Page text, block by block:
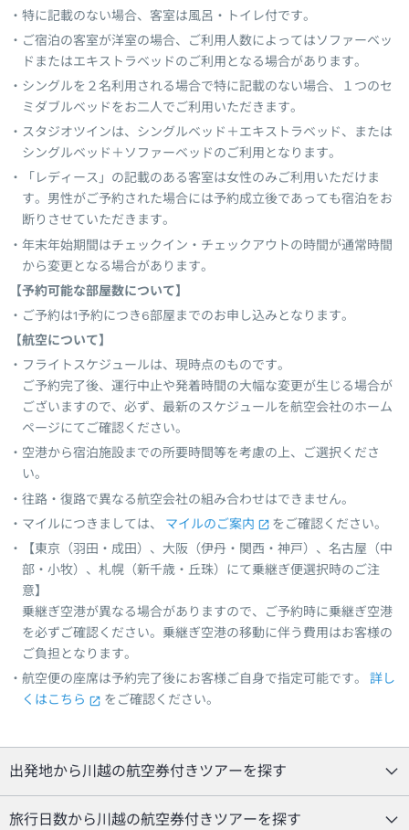
特に記載のない場合、客室は風呂・トイレ付です。
ご宿泊の客室が洋室の場合、ご利用人数によってはソファーベッ
ドまたはエキストラベッドのご利用となる場合があります。
シングルを２名利用される場合で特に記載のない場合、１つのセ
ミダブルベッドをお二人でご利用いただきます。
スタジオツインは、シングルベッド＋エキストラベッド、または
シングルベッド＋ソファーベッドのご利用となります。
「レディース」の記載のある客室は女性のみご利用いただけま
す。男性がご予約された場合には予約成立後であっても宿泊をお
断りさせていただきます。
年末年始期間はチェックイン・チェックアウトの時間が通常時間
から変更となる場合があります。
【予約可能な部屋数について】
ご予約は1予約につき6部屋までのお申し込みとなります。
【航空について】
フライトスケジュールは、現時点のものです。
ご予約完了後、運行中止や発着時間の大幅な変更が生じる場合が
ございますので、必ず、最新のスケジュールを航空会社のホーム
ページにてご確認ください。
空港から宿泊施設までの所要時間等を考慮の上、ご選択くださ
い。
往路・復路で異なる航空会社の組み合わせはできません。
マイルにつきましては、
マイルのご案内
をご確認ください。
【東京（羽田・成田）、大阪（伊丹・関西・神戸）、名古屋（中
部・小牧）、札幌（新千歳・丘珠）にて乗継ぎ便選択時のご注
意】
乗継ぎ空港が異なる場合がありますので、ご予約時に乗継ぎ空港
を必ずご確認ください。乗継ぎ空港の移動に伴う費用はお客様の
ご負担となります。
航空便の座席は予約完了後にお客様ご自身で指定可能です。
詳し
くはこちら
をご確認ください。
出発地から川越の航空券付きツアーを探す
旅行日数から川越の航空券付きツアーを探す